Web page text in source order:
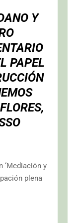
Y
PAPEL
‘Mediación y
plena